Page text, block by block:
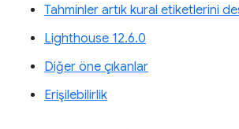
Tahminler artık kural etiketlerini
Lighthouse 12.6.0
Diğer öne çıkanlar
Erişilebilirlik